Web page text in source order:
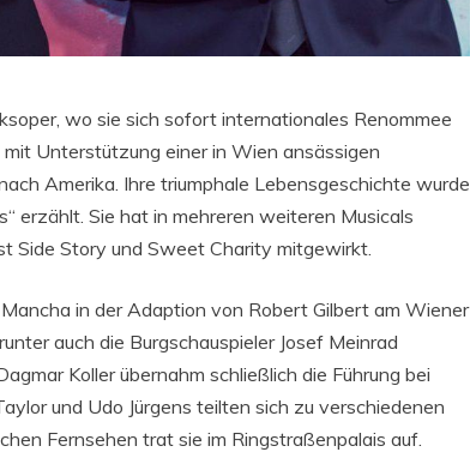
wo sie sich sofort internationales Renommee
Unterstützung einer in Wien ansässigen
Amerika. Ihre triumphale Lebensgeschichte wurde
erzählt. Sie hat in mehreren weiteren Musicals
Side Story und Sweet Charity mitgewirkt.
in der Adaption von Robert Gilbert am Wiener
auch die Burgschauspieler Josef Meinrad
Koller übernahm schließlich die Führung bei
und Udo Jürgens teilten sich zu verschiedenen
Fernsehen trat sie im Ringstraßenpalais auf.